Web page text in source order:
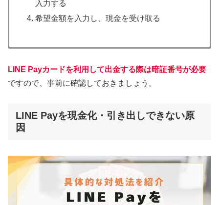
入力する
希望金額を入力し、現金を受け取る
LINE Payカードを利用して出金する際は暗証番号が必要
ですので、事前に確認しておきましょう。
LINE Payを現金化・引き出しできない原
因